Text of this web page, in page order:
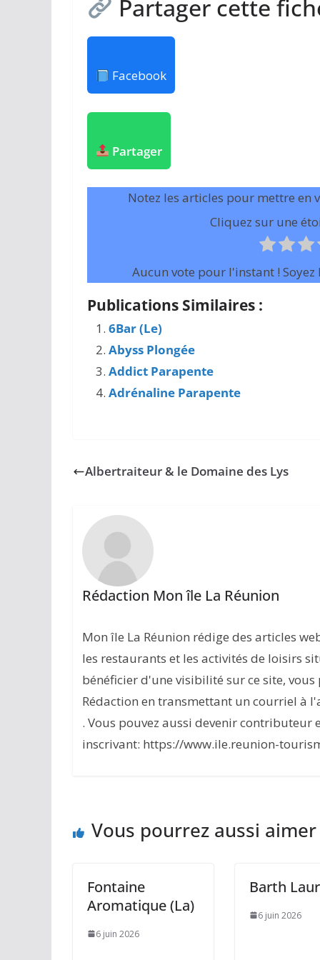
Partager cette
Facebook
Partager
Notez les articles pour mettre en
Cliquez sur une
Aucun vote pour l'instant !
Publications Similaires :
6Bar (Le)
Abyss Plongée
Addict Parapente
Adrénaline Parapente
Albertraiteur & le Domaine des Lys
Rédaction Mon île La Réunion
Mon île La Réunion rédige des articles
les restaurants et les activités de loisirs
bénéficier d'une visibilité sur ce site, vous
Rédaction en transmettant un courriel à
. Vous pouvez aussi devenir contributeur
inscrivant: https://www.ile.reunion-
Vous pourrez aussi aimer
Fontaine
Aromatique (La)
6 juin 2026
Barth
6 juin 2026